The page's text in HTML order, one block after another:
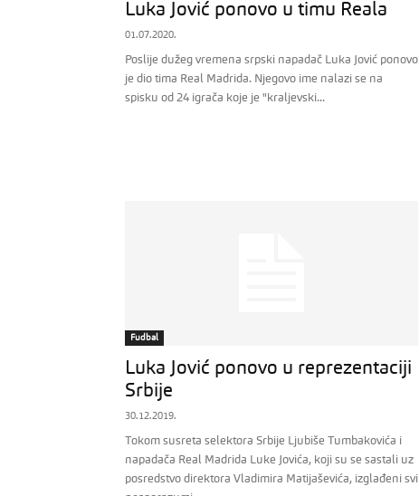
Luka Jović ponovo u timu Reala
01.07.2020.
Poslije dužeg vremena srpski napadač Luka Jović ponovo
je dio tima Real Madrida. Njegovo ime nalazi se na
spisku od 24 igrača koje je "kraljevski...
Fudbal
Luka Jović ponovo u reprezentaciji
Srbije
30.12.2019.
Tokom susreta selektora Srbije Ljubiše Tumbakovića i
napadača Real Madrida Luke Jovića, koji su se sastali uz
posredstvo direktora Vladimira Matijaševića, izglađeni svi